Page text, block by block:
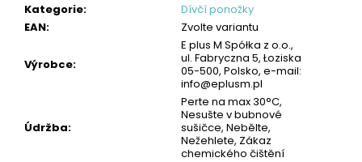
Kategorie:
Dívčí ponožky
EAN: Zvolte variantu
Výrobce:
E plus M Spółka z o.o.,
ul. Fabryczna 5, Łoziska
05-500, Polsko, e-mail:
info@eplusm.pl
Údržba:
Perte na max 30°C,
Nesušte v bubnové
sušičce, Nebělte,
Nežehlete, Zákaz
chemického čištění
u
u
m
e